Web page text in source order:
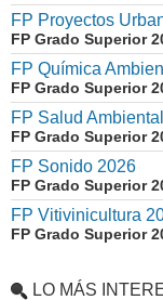
FP Proyectos
FP Grado Superior
FP Química
FP Grado Superior
FP Salud
FP Grado Superior
FP Sonido 2026
FP Grado Superior
FP Vitivinicultura
FP Grado Superior
LO MÁS